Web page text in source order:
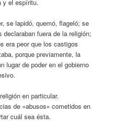
y el espíritu.
se lapidó, quemó, flageló; se
fuera de la religión;
era peor que los castigos
porque previamente, la
lugar de poder en el gobierno
en particular.
de «abusos» cometidos en
cuál sea ésta.